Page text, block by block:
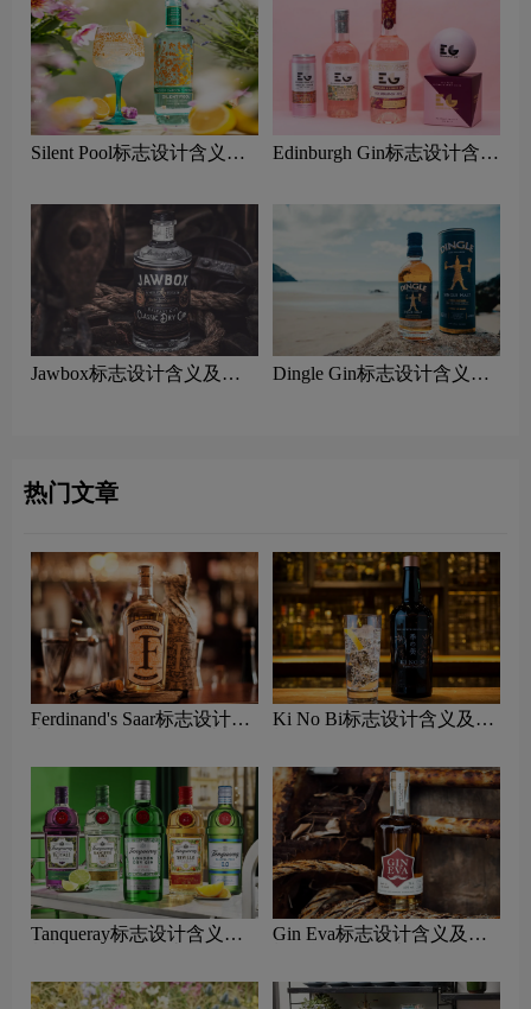
Silent Pool标志设计含义及
Edinburgh Gin标志设计含义
Jawbox标志设计含义及杜
Dingle Gin标志设计含义及
热门文章
Ferdinand's Saar标志设计含
Ki No Bi标志设计含义及杜
Tanqueray标志设计含义及
Gin Eva标志设计含义及杜